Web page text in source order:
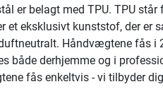
er belagt med TPU. TPU står
et eksklusivt kunststof, der er
Håndvægtene fås i
både derhjemme og i
fås enkeltvis - vi tilbyder